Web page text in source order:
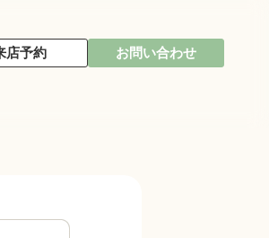
店予約 お問い合わせ